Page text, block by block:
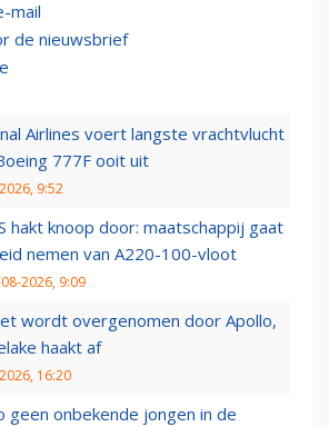
mail
de nieuwsbrief
Airlines voert langste vrachtvlucht
777F ooit uit
9:52
hakt knoop door: maatschappij gaat
nemen van A220-100-vloot
2026, 9:09
wordt overgenomen door Apollo,
haakt af
16:20
geen onbekende jongen in de